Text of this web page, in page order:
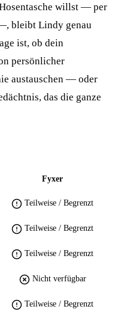
willst — per
bleibt Lindy genau
ist, ob dein
persönlicher
austauschen — oder
das die ganze
Fyxer
Teilweise / Begrenzt
Teilweise / Begrenzt
Teilweise / Begrenzt
Nicht verfügbar
Teilweise / Begrenzt